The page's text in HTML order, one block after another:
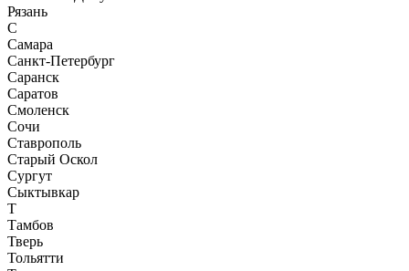
Рязань
С
Самара
Санкт-Петербург
Саранск
Саратов
Смоленск
Сочи
Ставрополь
Старый Оскол
Сургут
Сыктывкар
Т
Тамбов
Тверь
Тольятти